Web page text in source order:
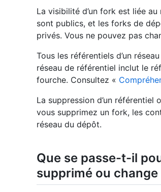
La visibilité d’un fork est liée
sont publics, et les forks de
privés. Vous ne pouvez pas
Tous les référentiels d’un
réseau de référentiel inclut le
fourche. Consultez «
La suppression d’un
vous supprimez un fork, les
réseau du dépôt.
Que se passe-t-il
supprimé ou